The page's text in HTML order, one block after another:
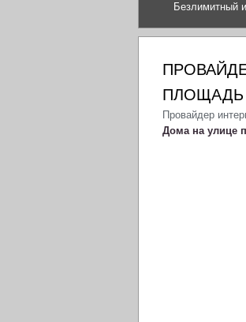
Безлимитный
ПЛОЩАДЬ
Провайдер
Дома на улице